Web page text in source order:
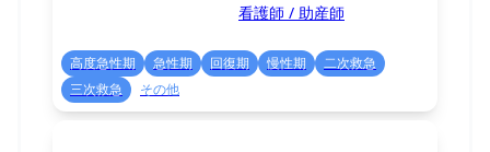
看護師 / 助産師
高度急性期 急性期 回復期 慢性期
二次救急
三次救急
その他